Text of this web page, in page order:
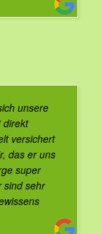
unsere
direkt
versichert
das er uns
super
sind sehr